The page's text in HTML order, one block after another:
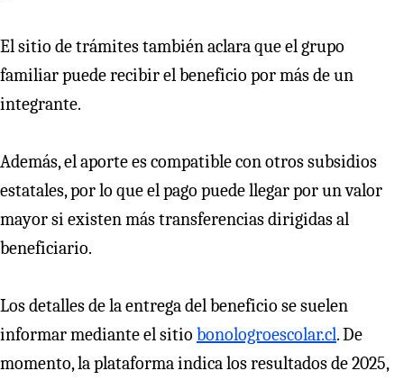
El sitio de trámites también aclara que el grupo
familiar puede recibir el beneficio por más de un
integrante.
Además, el aporte es compatible con otros subsidios
estatales, por lo que el pago puede llegar por un valor
mayor si existen más transferencias dirigidas al
beneficiario.
Los detalles de la entrega del beneficio se suelen
informar mediante el sitio bonologroescolar.cl. De
momento, la plataforma indica los resultados de 2025,